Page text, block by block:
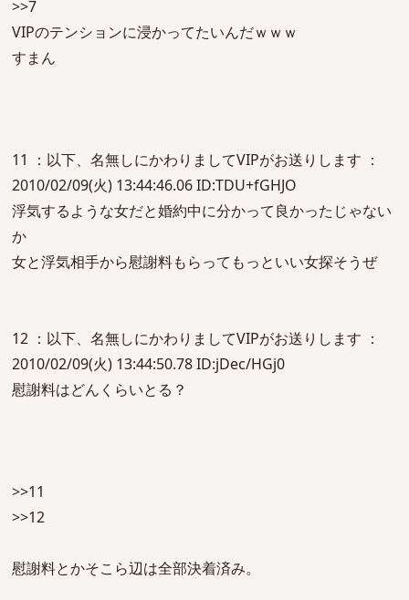
>>7
VIPのテンションに浸かってたいんだｗｗｗ
すまん
11 ：以下、名無しにかわりましてVIPがお送りします ：
2010/02/09(火) 13:44:46.06 ID:TDU+fGHJO
浮気するような女だと婚約中に分かって良かったじゃない
か
女と浮気相手から慰謝料もらってもっといい女探そうぜ
12 ：以下、名無しにかわりましてVIPがお送りします ：
2010/02/09(火) 13:44:50.78 ID:jDec/HGj0
慰謝料はどんくらいとる？
>>11
>>12
慰謝料とかそこら辺は全部決着済み。